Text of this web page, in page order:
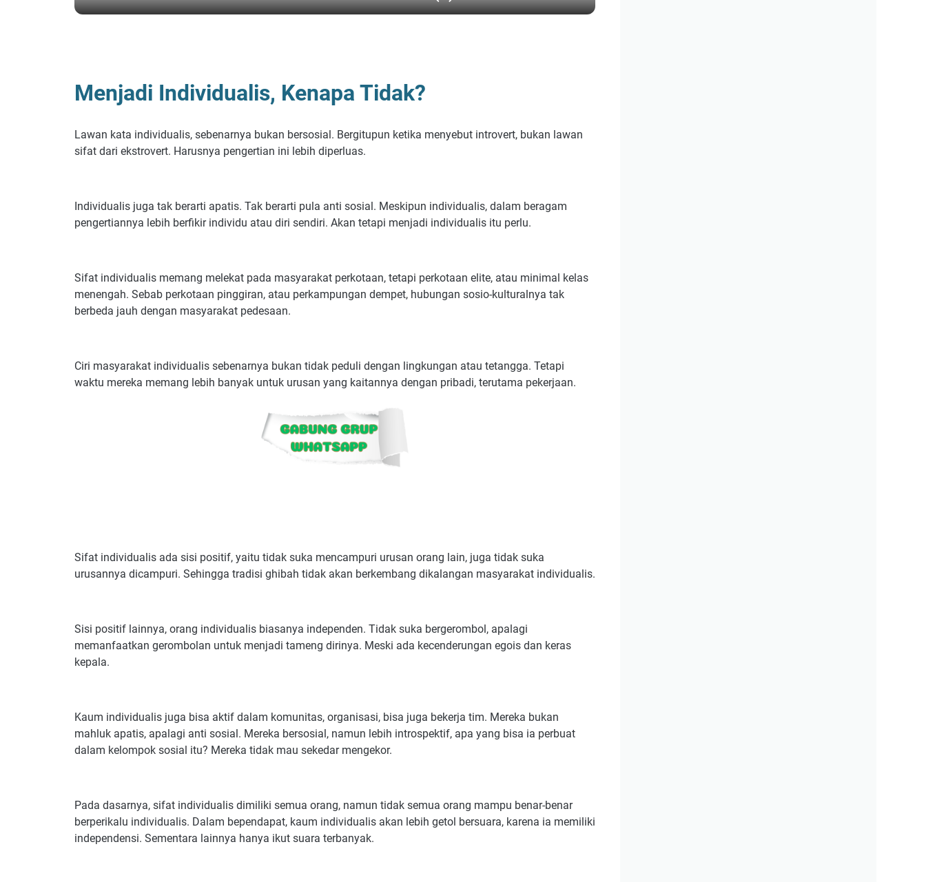
Menjadi Individualis, Kenapa Tidak?
Lawan kata individualis, sebenarnya bukan bersosial. Bergitupun ketika menyebut introvert, bukan lawan
sifat dari ekstrovert. Harusnya pengertian ini lebih diperluas.
Individualis juga tak berarti apatis. Tak berarti pula anti sosial. Meskipun individualis, dalam beragam
pengertiannya lebih berfikir individu atau diri sendiri. Akan tetapi menjadi individualis itu perlu.
Sifat individualis memang melekat pada masyarakat perkotaan, tetapi perkotaan elite, atau minimal kelas
menengah. Sebab perkotaan pinggiran, atau perkampungan dempet, hubungan sosio-kulturalnya tak
berbeda jauh dengan masyarakat pedesaan.
Ciri masyarakat individualis sebenarnya bukan tidak peduli dengan lingkungan atau tetangga. Tetapi
waktu mereka memang lebih banyak untuk urusan yang kaitannya dengan pribadi, terutama pekerjaan.
Sifat individualis ada sisi positif, yaitu tidak suka mencampuri urusan orang lain, juga tidak suka
urusannya dicampuri. Sehingga tradisi ghibah tidak akan berkembang dikalangan masyarakat individualis.
Sisi positif lainnya, orang individualis biasanya independen. Tidak suka bergerombol, apalagi
memanfaatkan gerombolan untuk menjadi tameng dirinya. Meski ada kecenderungan egois dan keras
kepala.
Kaum individualis juga bisa aktif dalam komunitas, organisasi, bisa juga bekerja tim. Mereka bukan
mahluk apatis, apalagi anti sosial. Mereka bersosial, namun lebih introspektif, apa yang bisa ia perbuat
dalam kelompok sosial itu? Mereka tidak mau sekedar mengekor.
Pada dasarnya, sifat individualis dimiliki semua orang, namun tidak semua orang mampu benar-benar
berperikalu individualis. Dalam bependapat, kaum individualis akan lebih getol bersuara, karena ia memiliki
independensi. Sementara lainnya hanya ikut suara terbanyak.